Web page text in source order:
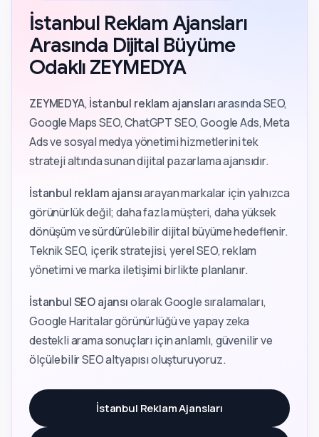
İstanbul Reklam Ajansları
Arasında Dijital Büyüme
Odaklı ZEYMEDYA
ZEYMEDYA,İstanbul reklam ajanslarıarasında SEO,
Google Maps SEO, ChatGPT SEO, Google Ads, Meta
Ads ve sosyal medya yönetimi hizmetlerini tek
strateji altında sunan dijital pazarlama ajansıdır.
İstanbul reklam ajansıarayan markalar için yalnızca
görünürlük değil; daha fazla müşteri, daha yüksek
dönüşüm ve sürdürülebilir dijital büyüme hedeflenir.
Teknik SEO, içerik stratejisi, yerel SEO, reklam
yönetimi ve marka iletişimi birlikte planlanır.
İstanbul SEO ajansıolarak Google sıralamaları,
Google Haritalar görünürlüğü ve yapay zeka
destekli arama sonuçları için anlamlı, güvenilir ve
ölçülebilir SEO altyapısı oluşturuyoruz.
İstanbul Reklam Ajansları